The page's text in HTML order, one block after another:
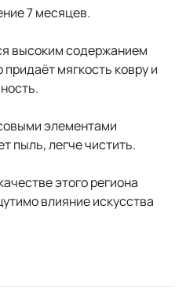
7 месяцев.
высоким содержанием
мягкость ковру и
элементами
пыль, легче чистить.
этого региона
влияние искусства